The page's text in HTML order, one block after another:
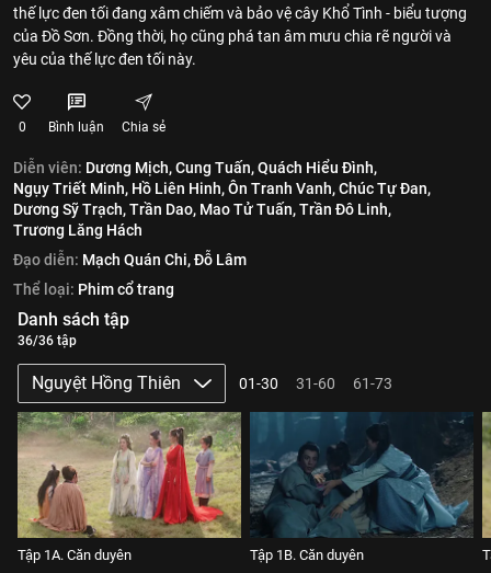
thế lực đen tối đang xâm chiếm và bảo vệ cây Khổ Tình - biểu tượng
của Đồ Sơn. Đồng thời, họ cũng phá tan âm mưu chia rẽ người và
yêu của thế lực đen tối này.
0 Bình luận Chia sẻ
Diễn viên: Dương Mịch,Cung Tuấn,Quách Hiểu Đình,
Ngụy Triết Minh, Hồ Liên Hinh,Ôn Tranh Vanh,Chúc Tự Đan,
Dương Sỹ Trạch,Trần Dao, Mao Tử Tuấn,Trần Đô Linh,
Trương Lăng Hách
Đạo diễn: Mạch Quán Chi,Đỗ Lâm
Thể loại: Phim cổ trang
Danh sách tập
36/36 tập
Nguyệt Hồng Thiên 01-30 31-60 61-73
Tập 1A. Căn duyên Tập 1B. Căn duyên